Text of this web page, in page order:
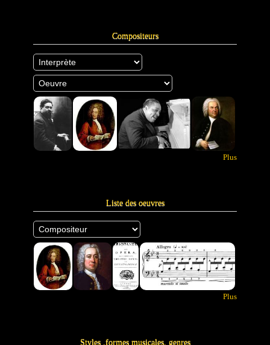
Compositeurs
Plus
Liste des oeuvres
Plus
Styles ,formes musicales, genres